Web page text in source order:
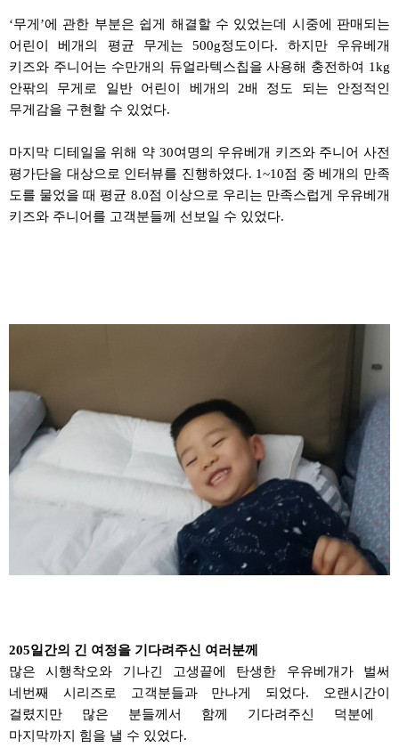
‘무게 ’에 관한 부분은 쉽게 해결할 수 있었는데 시중에 판매되는
어린이 베개의 평균 무게는500g정도이다. 하지만 우유베개
키즈와 주니어는 수만개의 듀얼라텍스칩을 사용해 충전하여 1kg
안팎의 무게로 일반 어린이 베개의 2배 정도 되는 안정적인
무게감을 구현할 수 있었다.
마지막 디테일을 위해 약 30여명의 우유베개 키즈와주니어 사전
평가단을 대상으로 인터뷰를 진행하였다. 1~10점 중 베개의 만족
도를 물었을 때 평균 8.0점 이상으로 우리는 만족스럽게 우유베개
키즈와 주니어를 고객분들께 선보일 수 있었다.
205일간의 긴 여정을 기다려주신 여러분께
많은 시행착오와 기나긴
고생끝에 탄생한 우유베개가벌써
네번째 시리즈로 고객분들과 만나게 되었다.
오랜시간이
걸렸지만 많은 분들께서 함께 기다려주신
덕분에
마지막까지 힘을 낼 수 있었다.